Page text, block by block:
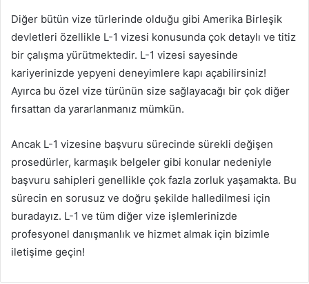
Diğer bütün vize türlerinde olduğu gibi Amerika Birleşik
devletleri özellikle L-1 vizesi konusunda çok detaylı ve titiz
bir çalışma yürütmektedir. L-1 vizesi sayesinde
kariyerinizde yepyeni deneyimlere kapı açabilirsiniz!
Ayırca bu özel vize türünün size sağlayacağı bir çok diğer
fırsattan da yararlanmanız mümkün.
Ancak L-1 vizesine başvuru sürecinde sürekli değişen
prosedürler, karmaşık belgeler gibi konular nedeniyle
başvuru sahipleri genellikle çok fazla zorluk yaşamakta. Bu
sürecin en sorusuz ve doğru şekilde halledilmesi için
buradayız. L-1 ve tüm diğer vize işlemlerinizde
profesyonel danışmanlık ve hizmet almak için bizimle
iletişime geçin!